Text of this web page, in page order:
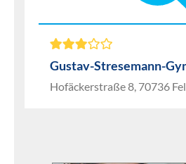
Gustav-Stresemann-
Hofäckerstraße 8, 70736